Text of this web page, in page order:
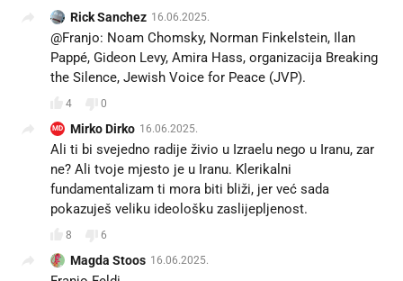
Rick Sanchez 16.06.2025.
@Franjo: Noam Chomsky, Norman Finkelstein, Ilan
Pappé, Gideon Levy, Amira Hass, organizacija Breaking
the Silence, Jewish Voice for Peace (JVP).
4 0
MD Mirko Dirko 16.06.2025.
Ali ti bi svejedno radije živio u Izraelu nego u Iranu, zar
ne? Ali tvoje mjesto je u Iranu. Klerikalni
fundamentalizam ti mora biti bliži, jer već sada
pokazuješ veliku ideološku zaslijepljenost.
8 6
Magda Stoos 16.06.2025.